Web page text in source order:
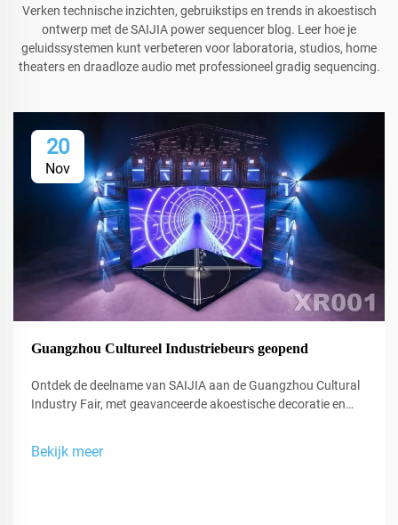
Verken technische inzichten, gebruikstips en trends in akoestisch
ontwerp met de SAIJIA power sequencer blog. Leer hoe je
geluidssystemen kunt verbeteren voor laboratoria, studios, home
theaters en draadloze audio met professioneel gradig sequencing.
20
Nov
Guangzhou Cultureel Industriebeurs geopend
Ontdek de deelname van SAIJIA aan de Guangzhou Cultural
Industry Fair, met geavanceerde akoestische decoratie en
Bekijk meer